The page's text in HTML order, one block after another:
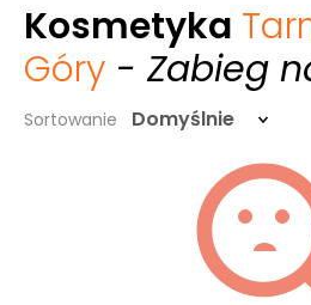
Kosmetyka
Góry - Zabieg
Sortowanie Domyślnie